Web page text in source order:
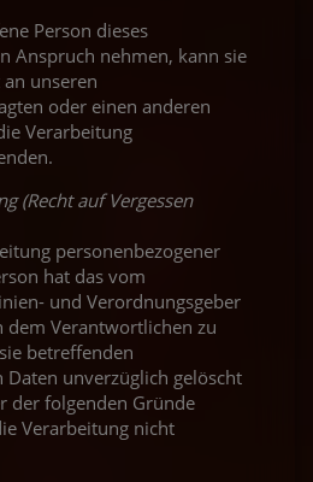
Person dieses
Anspruch nehmen, kann sie
unseren
oder einen anderen
Verarbeitung
(Recht auf Vergessen
personenbezogener
hat das vom
und Verordnungsgeber
dem Verantwortlichen zu
betreffenden
Daten unverzüglich gelöscht
der folgenden Gründe
Verarbeitung nicht